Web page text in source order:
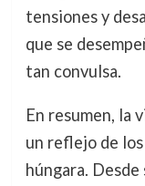
tensiones y
que se
tan convulsa.
En resumen, la
un reflejo de
húngara.